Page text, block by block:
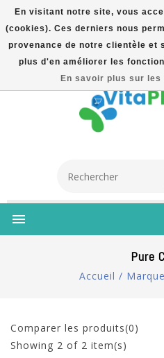
5% Korting Na
Verzending Vanaf
Pure
Accueil /
Comparer les produits(0)
Showing 2 of 2 item(s)
En visitant notre site, vous
(cookies). Ces derniers nous
provenance de notre clientèle et
plus d'en améliorer les
En savoir plus sur